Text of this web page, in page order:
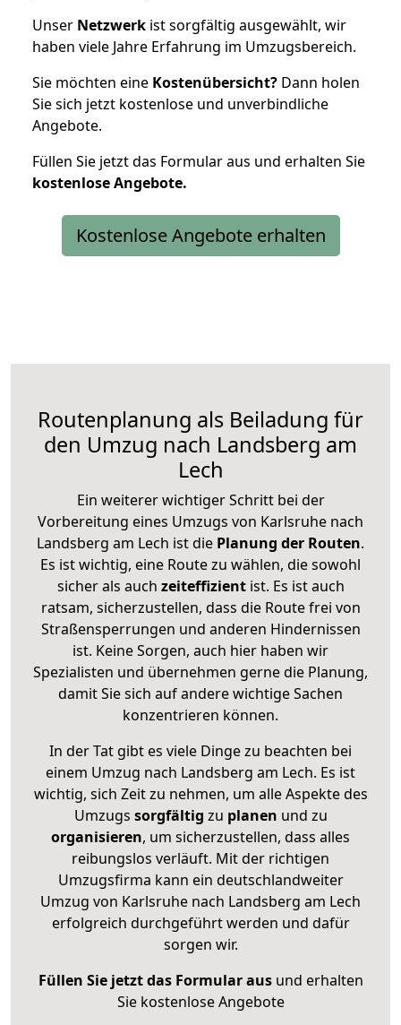
Unser Netzwerk ist sorgfältig ausgewählt, wir
haben viele Jahre Erfahrung im Umzugsbereich.
Sie möchten eine Kostenübersicht? Dann holen
Sie sich jetzt kostenlose und unverbindliche
Angebote.
Füllen Sie jetzt das Formular aus und erhalten Sie
kostenloseAngebote.
Kostenlose Angebote erhalten
Routenplanung als Beiladung für
den Umzug nach Landsberg am
Lech
Ein weiterer wichtiger Schritt bei der
Vorbereitung eines Umzugs von Karlsruhe nach
Landsberg am Lech ist die Planung der Routen.
Es ist wichtig, eine Route zu wählen, die sowohl
sicher als auch zeiteffizientist. Es ist auch
ratsam, sicherzustellen, dass die Route frei von
Straßensperrungen und anderen Hindernissen
ist. Keine Sorgen, auch hier haben wir
Spezialisten und übernehmen gerne die Planung,
damit Sie sich auf andere wichtige Sachen
konzentrieren können.
In der Tat gibt es viele Dinge zu beachten bei
einem Umzug nach Landsberg am Lech. Es ist
wichtig, sich Zeit zu nehmen, um alle Aspekte des
Umzugs sorgfältig zu planen und zu
organisieren, um sicherzustellen, dass alles
reibungslos verläuft. Mit der richtigen
Umzugsfirma kann ein deutschlandweiter
Umzug von Karlsruhe nach Landsberg am Lech
erfolgreich durchgeführt werden und dafür
sorgen wir.
Füllen Sie jetzt das Formular ausund erhalten
Sie kostenlose Angebote